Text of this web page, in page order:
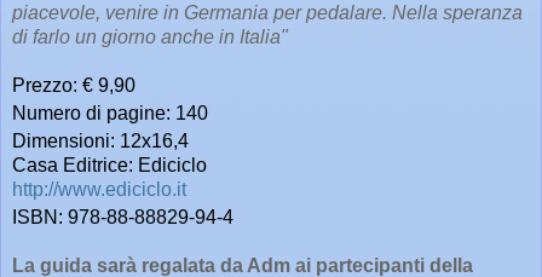
piacevole, venire in Germania per pedalare. Nella speranza
di farlo un giorno anche in Italia"
Prezzo: € 9,90
Numero di pagine: 140
Dimensioni: 12x16,4
Casa Editrice: Ediciclo
http://www.ediciclo.it
ISBN: 978-88-88829-94-4
La guida sarà regalata da Adm ai partecipanti della